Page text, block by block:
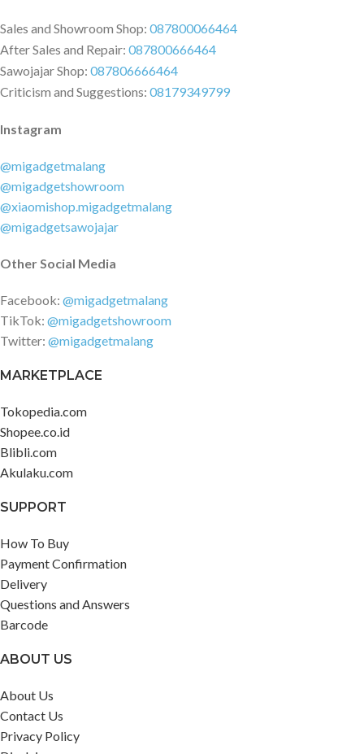
Sales and Showroom Shop: 087800066464
After Sales and Repair: 087800666464
Sawojajar Shop: 087806666464
Criticism and Suggestions: 08179349799
Instagram
@migadgetmalang
@migadgetshowroom
@xiaomishop.migadgetmalang
@migadgetsawojajar
Other Social Media
Facebook: @migadgetmalang
TikTok: @migadgetshowroom
Twitter: @migadgetmalang
MARKETPLACE
Tokopedia.com
Shopee.co.id
Blibli.com
Akulaku.com
SUPPORT
How To Buy
Payment Confirmation
Delivery
Questions and Answers
Barcode
ABOUT US
About Us
Contact Us
Privacy Policy